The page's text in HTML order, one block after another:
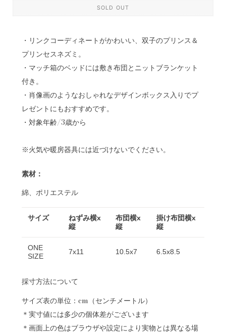
SOLD OUT
・リンクコーディネートがかわいい、双子のプリンス＆
プリンセスネズミ。
・マッチ箱のベッドには敷き布団とニットブランケット
付き。
・肖像画のようなおしゃれなデザインボックス入りでプ
レゼントにもおすすめです。
・対象年齢/3歳から
※火気や暖房器具には近づけないでください。
素材：
綿、ポリエステル
サイズ
ねずみ横x
縦
布団横x
縦
掛け布団横x
縦
ONE
SIZE
7x11 10.5x7 6.5x8.5
採寸方法について
サイズ表の単位：cm（センチメートル）
＊実寸値には多少の個体差がございます
＊画面上の色はブラウザや設定により実物とは異なる場